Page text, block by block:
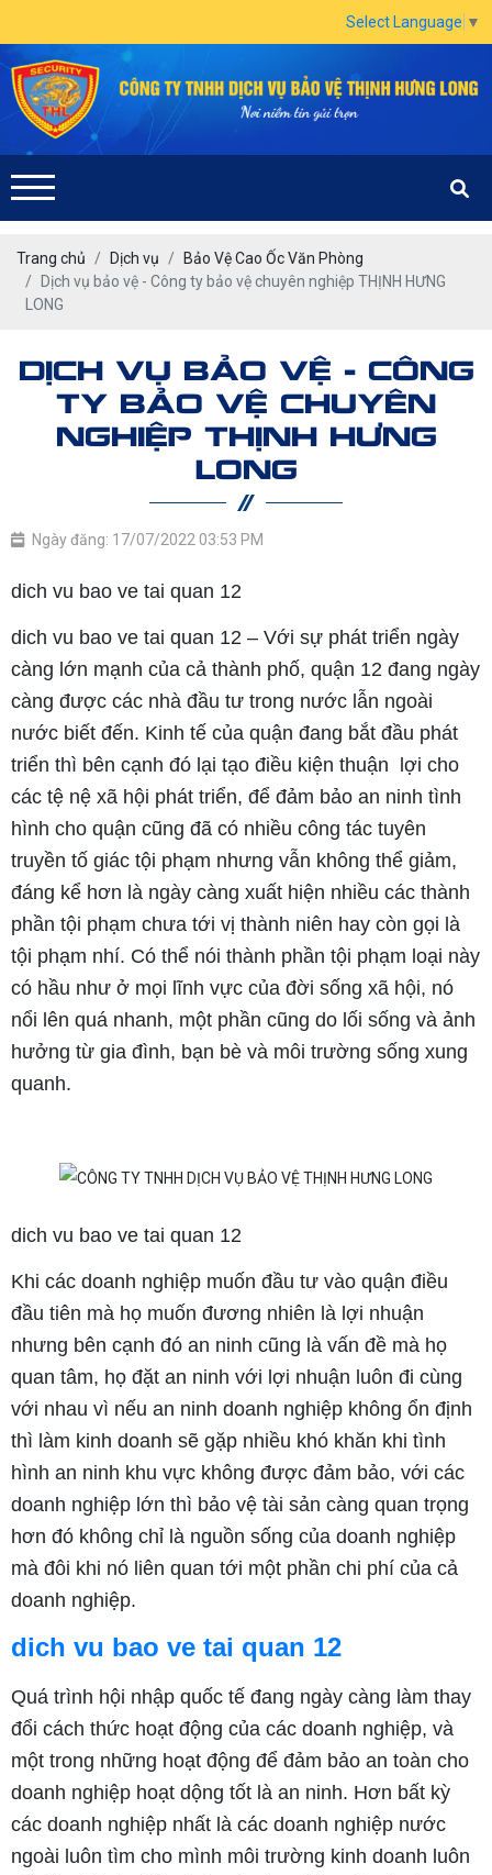
Select Language ▼
Trang chủ Dịch vụ
Bảo Vệ Cao Ốc Văn Phòng
Dịch vụ bảo vệ - Công ty bảo vệ chuyên nghiệp THỊNH HƯNG
LONG
DỊCH VỤ BẢO VỆ - CÔNG
TY BẢO VỆ CHUYÊN
NGHIỆP THỊNH HƯNG
LONG
Ngày đăng: 17/07/2022 03:53 PM
dich vu bao ve tai quan 12
dich vu bao ve tai quan 12 – Với sự phát triển ngày
càng lớn mạnh của cả thành phố, quận 12 đang ngày
càng được các nhà đầu tư trong nước lẫn ngoài
nước biết đến. Kinh tế của quận đang bắt đầu phát
triển thì bên cạnh đó lại tạo điều kiện thuận lợi cho
các tệ nệ xã hội phát triển, để đảm bảo an ninh tình
hình cho quận cũng đã có nhiều công tác tuyên
truyền tố giác tội phạm nhưng vẫn không thể giảm,
đáng kể hơn là ngày càng xuất hiện nhiều các thành
phần tội phạm chưa tới vị thành niên hay còn gọi là
tội phạm nhí. Có thể nói thành phần tội phạm loại này
có hầu như ở mọi lĩnh vực của đời sống xã hội, nó
nổi lên quá nhanh, một phần cũng do lối sống và ảnh
hưởng từ gia đình, bạn bè và môi trường sống xung
quanh.
dich vu bao ve tai quan 12
Khi các doanh nghiệp muốn đầu tư vào quận điều
đầu tiên mà họ muốn đương nhiên là lợi nhuận
nhưng bên cạnh đó an ninh cũng là vấn đề mà họ
quan tâm, họ đặt an ninh với lợi nhuận luôn đi cùng
với nhau vì nếu an ninh doanh nghiệp không ổn định
thì làm kinh doanh sẽ gặp nhiều khó khăn khi tình
hình an ninh khu vực không được đảm bảo, với các
doanh nghiệp lớn thì bảo vệ tài sản càng quan trọng
hơn đó không chỉ là nguồn sống của doanh nghiệp
mà đôi khi nó liên quan tới một phần chi phí của cả
doanh nghiệp.
dich vu bao ve tai quan 12
Quá trình hội nhập quốc tế đang ngày càng làm thay
đổi cách thức hoạt động của các doanh nghiệp, và
một trong những hoạt động để đảm bảo an toàn cho
doanh nghiệp hoạt dộng tốt là an ninh. Hơn bất kỳ
các doanh nghiệp nhất là các doanh nghiệp nước
ngoài luôn tìm cho mình môi trường kinh doanh luôn